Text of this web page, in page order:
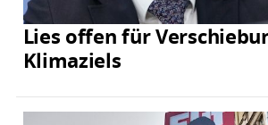
Lies offen für
Klimaziels